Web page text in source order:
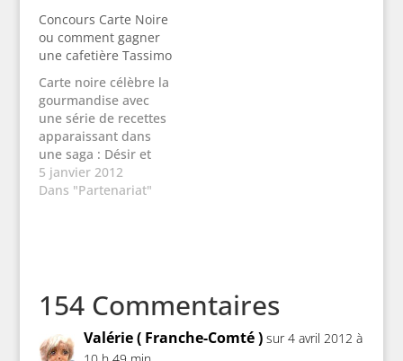
Concours Carte Noire
ou comment gagner
une cafetière Tassimo
Carte noire célèbre la
gourmandise avec
une série de recettes
apparaissant dans
une saga : Désir et
moi. Vous pouvez déjà
découvrir 4 recettes à
café/chocolat
blanc, Cupcakes au
tiramisu, Fondants
choco-café et crème
5 janvier 2012
Dans "Partenariat"
154 Commentaires
Valérie ( Franche-Comté ) sur 4 avril 2012 à